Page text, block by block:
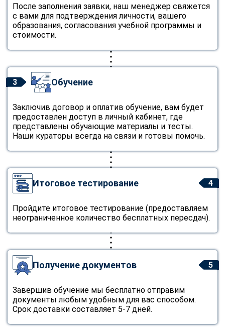
После заполнения заявки, наш менеджер свяжется
с вами для подтверждения личности, вашего
образования, согласования учебной программы и
стоимости.
3 Обучение
Заключив договор и оплатив обучение, вам будет
предоставлен доступ в личный кабинет, где
представлены обучающие материалы и тесты.
Наши кураторы всегда на связи и готовы помочь.
4
Итоговое тестирование
Пройдите итоговое тестирование (предоставляем
неограниченное количество бесплатных пересдач).
5
Получение документов
Завершив обучение мы бесплатно отправим
документы любым удобным для вас способом.
Срок доставки составляет 5-7 дней.